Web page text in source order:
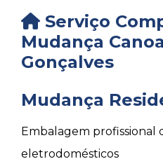
Serviço
Mudança
Gonçalves
Mudança
Embalagem profissional
eletrodomésticos